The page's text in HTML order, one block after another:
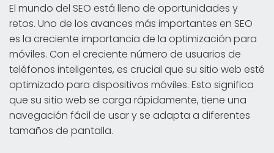
El mundo del SEO está lleno de oportunidades y
retos. Uno de los avances más importantes en SEO
es la creciente importancia de la optimización para
móviles. Con el creciente número de usuarios de
teléfonos inteligentes, es crucial que su sitio web esté
optimizado para dispositivos móviles. Esto significa
que su sitio web se carga rápidamente, tiene una
navegación fácil de usar y se adapta a diferentes
tamaños de pantalla.